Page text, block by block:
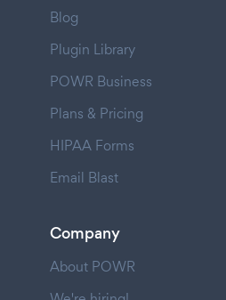
Blog
Plugin Library
POWR Business
Plans & Pricing
HIPAA Forms
Email Blast
Company
About POWR